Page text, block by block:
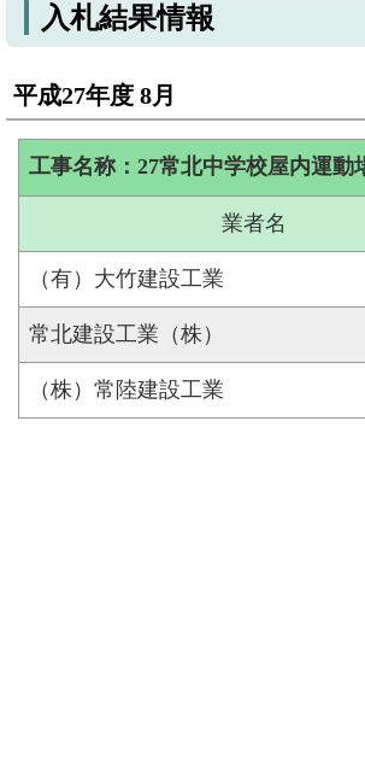
入札結果情報
平成27年度 8月
工事名称：27常北中学校屋内運動
業者名
（有）大竹建設工業
常北建設工業（株）
（株）常陸建設工業